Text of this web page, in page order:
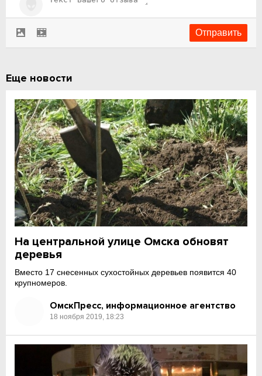
Еще новости
На центральной улице Омска обновят
деревья
Вместо 17 снесенных сухостойных деревьев появится 40
крупномеров.
ОмскПресс, информационное агентство
18 ноября 2019, 18:23